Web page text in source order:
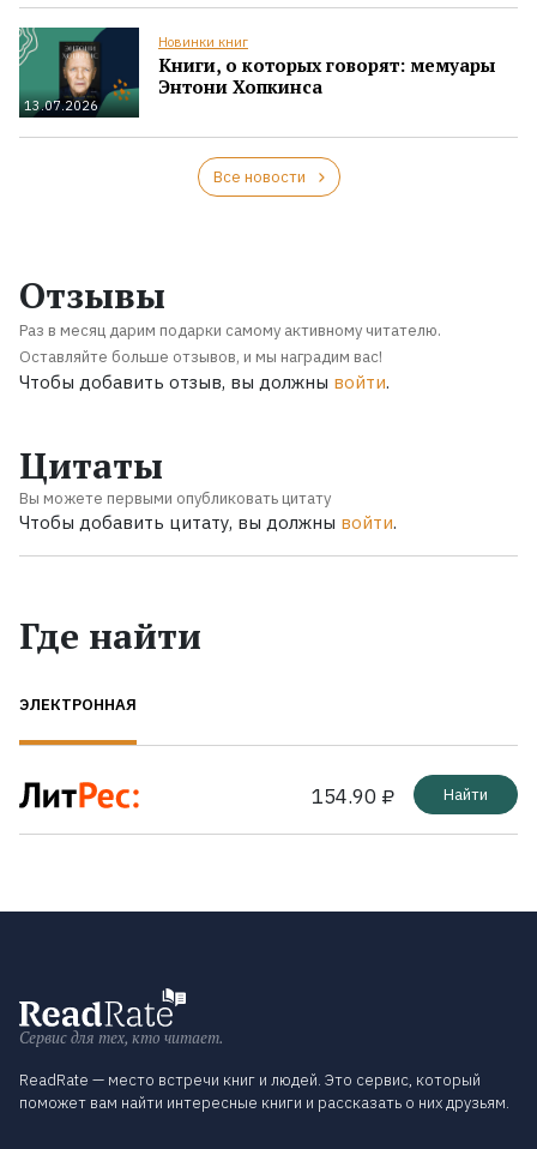
13.07.2026
Новинки книг
Книги, о которых говорят: мемуары
Энтони Хопкинса
Все новости
Отзывы
Раз в месяц дарим подарки самому активному читателю.
Оставляйте больше отзывов, и мы наградим вас!
Чтобы добавить отзыв, вы должны войти.
Цитаты
Вы можете первыми опубликовать цитату
Чтобы добавить цитату, вы должны войти.
Где найти
ЭЛЕКТРОННАЯ
154.90 ₽ Найти
Сервис для тех, кто читает.
ReadRate — место встречи книг и людей. Это сервис, который
поможет вам найти интересные книги и рассказать о них друзьям.